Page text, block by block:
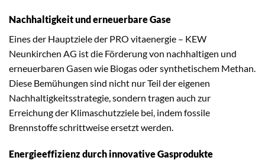
Nachhaltigkeit und erneuerbare Gase
Eines der Hauptziele der PRO vitaenergie – KEW
Neunkirchen AG ist die Förderung von nachhaltigen und
erneuerbaren Gasen wie Biogas oder synthetischem Methan.
Diese Bemühungen sind nicht nur Teil der eigenen
Nachhaltigkeitsstrategie, sondern tragen auch zur
Erreichung der Klimaschutzziele bei, indem fossile
Brennstoffe schrittweise ersetzt werden.
Energieeffizienz durch innovative Gasprodukte